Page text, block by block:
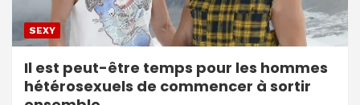
SEXY
Il est peut-être temps pour les hommes
hétérosexuels de commencer à sortir